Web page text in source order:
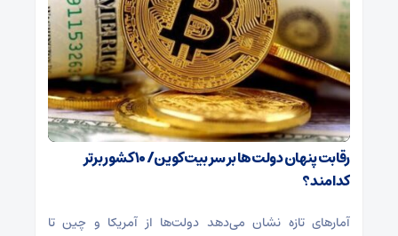
رقابت پنهان دولت‌ها بر سر بیت‌کوین/ ۱۰ کشور برتر
کدامند؟
آمارهای تازه نشان می‌دهد دولت‌ها از آمریکا و چین تا